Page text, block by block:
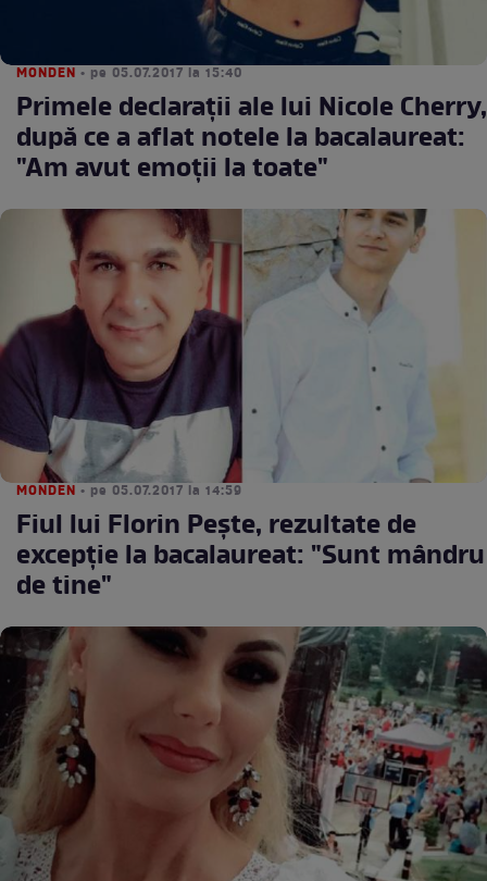
MONDEN • pe 05.07.2017 la 15:40
Primele declaraţii ale lui Nicole Cherry,
după ce a aflat notele la bacalaureat:
"Am avut emoţii la toate"
MONDEN • pe 05.07.2017 la 14:59
Fiul lui Florin Peşte, rezultate de
excepţie la bacalaureat: "Sunt mândru
de tine"